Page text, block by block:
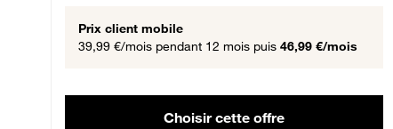
Prix client mobile
39,99 €/mois pendant 12 mois puis 46,99 €/mois
Choisir cette offre